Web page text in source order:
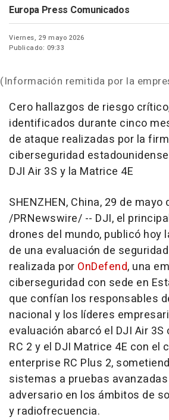
Europa Press Comunicados
Viernes, 29 mayo 2026
Publicado: 09:33
(Información remitida por la
Cero hallazgos de riesgo
identificados durante cinco
de ataque realizadas por la
ciberseguridad
DJI Air 3S y la Matrice 4E
SHENZHEN, China, 29 de mayo
/PRNewswire/ -- DJI, el
drones del mundo, publicó hoy
de una evaluación de
realizada por OnDefend, una
ciberseguridad con sede en
que confían los responsables
nacional y los líderes
evaluación abarcó el DJI Air
RC 2 y el DJI Matrice 4E con el
enterprise RC Plus 2,
sistemas a pruebas
adversario en los ámbitos de
y radiofrecuencia.